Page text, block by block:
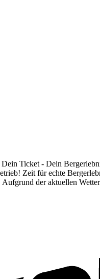
Dein Ticket - Dein
Zeit für echte
Aufgrund der aktuellen